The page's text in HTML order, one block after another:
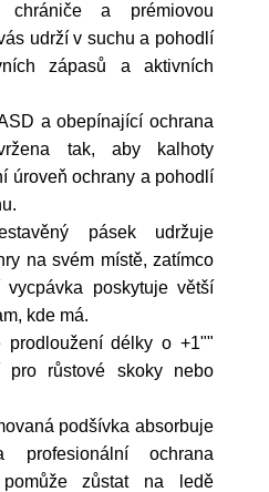
chrániče a prémiovou
udrží v suchu a pohodlí
zápasů a aktivních
a obepínající ochrana
tak, aby kalhoty
úroveň ochrany a pohodlí
pásek udržuje
na svém místě, zatímco
vycpávka poskytuje větší
kde má.
prodloužení délky o +1""
růstové skoky nebo
podšívka absorbuje
ochrana
zůstat na ledě